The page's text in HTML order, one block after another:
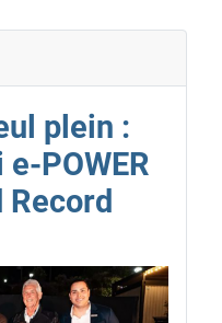
plein :
POWER
Record